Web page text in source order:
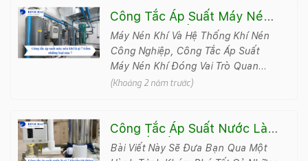
i
o
n
Công Tắc Áp Suất Máy Nén
Khí Là Gì ? Gồm Những Loại
Nào ?
Máy Nén Khí Và Hệ Thống Khí Nén
Công Nghiệp, Công Tắc Áp Suất
Máy Nén Khí Đóng Vai Trò Quan
Trọng Trong Việc Đảm Bảo Hiệu
(Khoảng 2 năm trước)
Công Tắc Áp Suất Nước Là
Gì ? Tất Tần Tật Thông Tin
Bài Viết Này Sẽ Đưa Bạn Qua Một